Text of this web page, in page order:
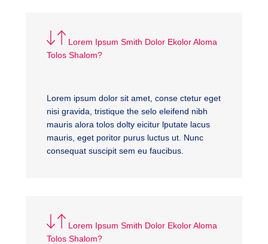
Lorem Ipsum Smith Dolor Ekolor Aloma
Tolos Shalom?
Lorem ipsum dolor sit amet, conse ctetur eget
nisi gravida, tristique the selo eleifend nibh
mauris alora tolos dolty eicitur lputate lacus
mauris, eget poritor purus luctus ut. Nunc
consequat suscipit sem eu faucibus.
Lorem Ipsum Smith Dolor Ekolor Aloma
Tolos Shalom?